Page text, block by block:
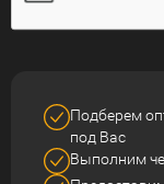
Подберем
под Вас
Выполним